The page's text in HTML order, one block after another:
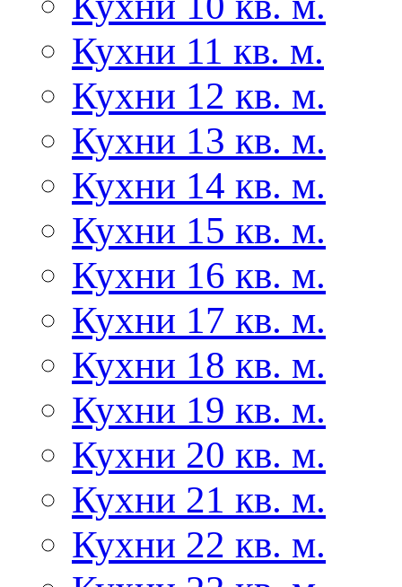
Кухни 11 кв. м.
Кухни 12 кв. м.
Кухни 13 кв. м.
Кухни 14 кв. м.
Кухни 15 кв. м.
Кухни 16 кв. м.
Кухни 17 кв. м.
Кухни 18 кв. м.
Кухни 19 кв. м.
Кухни 20 кв. м.
Кухни 21 кв. м.
Кухни 22 кв. м.